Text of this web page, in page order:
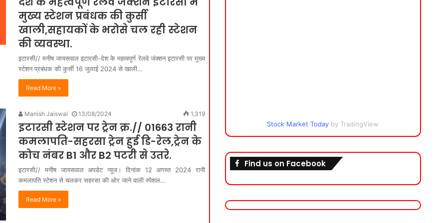
मुख्य स्टेशन प्रबंधक की कुर्सी
खाली,सहायकों के भरोसे चल रही स्टेशन
की व्यवस्था.
इटारसी// मनीष जायसवाल इटारसी-देश के महत्वपूर्ण रेलवे जंक्शन इटारसी पर मुख्य
स्टेशन प्रबंधक की कुर्सी 16 जुलाई 2024 से खाली…
Read More »
Manish Jaiswal 13/08/2024 1,319
इटारसी स्टेशन पर ट्रेन क्र.// 01663 रानी
कमलापति-सहरसा ट्रेन हुई डि-रेल,ट्रेन के
कोच नंबर B1 और B2 पटरी से उतरे.
इटारसी// मनीष जायसवाल अपडेट न्यूज। दिनांक 12 अगस्त 2024 रानी
कमलापति स्टेशन से चलकर सहरसा की ओर जाने वाली स्पेशल…
Read More »
Stock Market Today by TradingView
Find us on Facebook